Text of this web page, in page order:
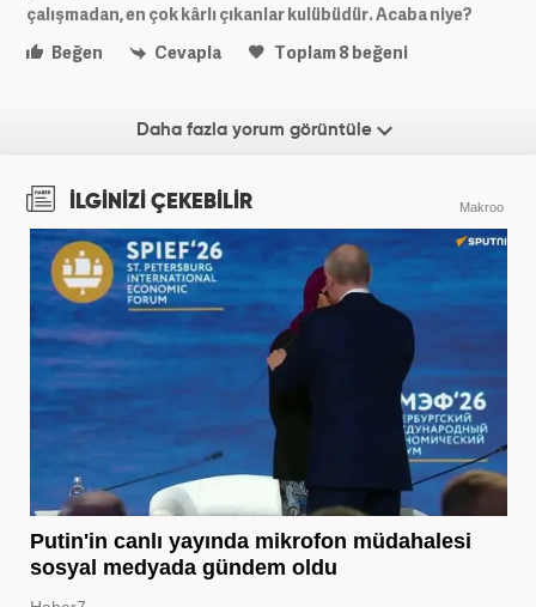
çalışmadan, en çok kârlı çıkanlar kulübüdür. Acaba niye?
Beğen
Cevapla Toplam8beğeni
Daha fazla yorum görüntüle
İLGİNİZİ ÇEKEBİLİR Makroo
Putin'in canlı yayında mikrofon müdahalesi
sosyal medyada gündem oldu